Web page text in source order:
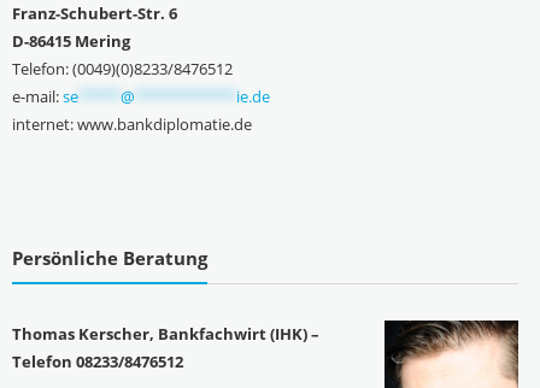
Franz-Schubert-Str. 6
D-86415 Mering
Telefon: (0049)(0)8233/8476512
e-mail:se***** @
ie.de
internet: www.bankdiplomatie.de
Persönliche Beratung
Thomas Kerscher, Bankfachwirt (IHK) –
Telefon 08233/8476512